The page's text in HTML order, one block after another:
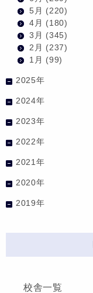
5月 (220)
4月 (180)
3月 (345)
2月 (237)
1月 (99)
2025年
2024年
2023年
2022年
2021年
2020年
2019年
校舎一覧